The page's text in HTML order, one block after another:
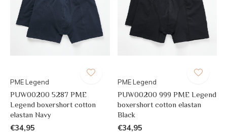
PME Legend
PUW00200 5287 PME
Legend boxershort cotton
elastan Navy
€34,95
PME Legend
PUW00200 999 PME Legend
boxershort cotton elastan
Black
€34,95